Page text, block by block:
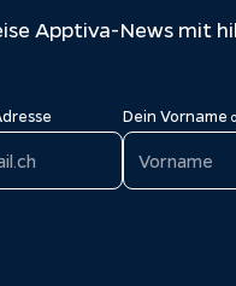
Apptiva-News mit
Dein Vorname